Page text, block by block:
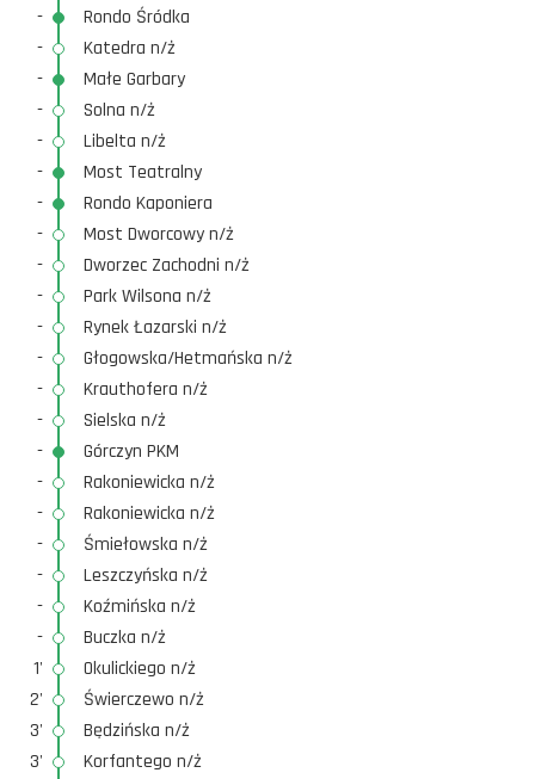
-
Rondo Śródka
-
Katedra n/ż
-
Małe Garbary
-
Solna n/ż
-
Libelta n/ż
-
Most Teatralny
-
Rondo Kaponiera
-
Most Dworcowy n/ż
-
Dworzec Zachodni n/ż
-
Park Wilsona n/ż
-
Rynek Łazarski n/ż
-
Głogowska/Hetmańska n/ż
-
Krauthofera n/ż
-
Sielska n/ż
-
Górczyn PKM
-
Rakoniewicka n/ż
-
Rakoniewicka n/ż
-
Śmiełowska n/ż
-
Leszczyńska n/ż
-
Koźmińska n/ż
-
Buczka n/ż
1'
Okulickiego n/ż
2'
Świerczewo n/ż
3'
Będzińska n/ż
3'
Korfantego n/ż